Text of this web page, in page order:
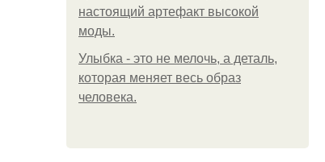
настоящий артефакт высокой
моды.
Улыбка - это не мелочь, а деталь,
которая меняет весь образ
человека.